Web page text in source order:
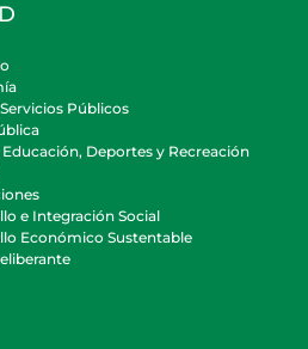
Públicos
Deportes y Recreación
e Integración Social
Económico Sustentable